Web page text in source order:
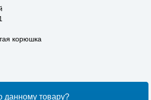
корюшка
данному товару?